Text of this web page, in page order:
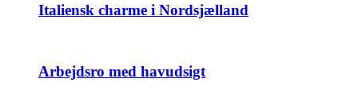
Italiensk charme i Nordsjælland
Arbejdsro med havudsigt